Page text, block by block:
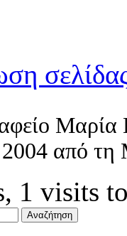
2004 από
1 visits